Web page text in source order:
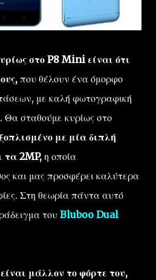
στο P8 Mini είναι ότι
που θέλουν ένα όμορφο
με καλή φωτογραφική
Θα σταθούμε κυρίως στο
με μία διπλή
τα 2MP, η οποία
και μας προσφέρει καλύτερα
Στη θεωρία πάντα αυτό
του Bluboo Dual
μάλλον το φόρτε του,